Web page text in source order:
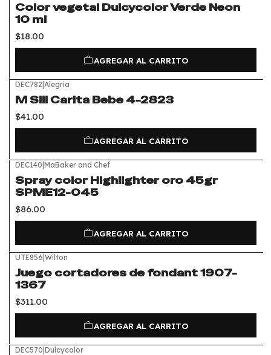
Color vegetal Dulcycolor Verde Neon
10 ml
$18.00
AGREGAR AL CARRITO
DEC782|Alegria
M Sili Carita Bebe 4-2823
$41.00
AGREGAR AL CARRITO
DEC140|MaBaker and Chef
Spray color Highlighter oro 45gr
SPME12-045
$86.00
AGREGAR AL CARRITO
UTE856|Wilton
Juego cortadores de fondant 1907-
1367
$311.00
AGREGAR AL CARRITO
DEC570|Dulcycolor